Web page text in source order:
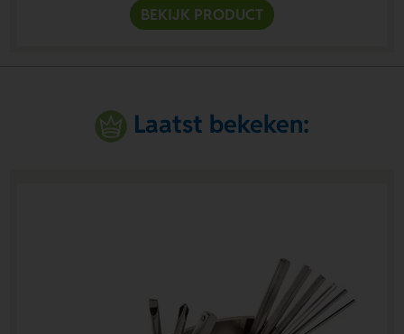
BEKIJK PRODUCT
Laatst bekeken: